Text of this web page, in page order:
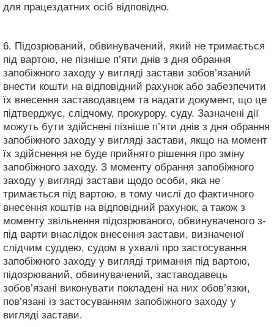
для працездатних осіб відповідно.
6. Підозрюваний, обвинувачений, який не тримається
під вартою, не пізніше п’яти днів з дня обрання
запобіжного заходу у вигляді застави зобов’язаний
внести кошти на відповідний рахунок або забезпечити
їх внесення заставодавцем та надати документ, що це
підтверджує, слідчому, прокурору, суду. Зазначені дії
можуть бути здійснені пізніше п’яти днів з дня обрання
запобіжного заходу у вигляді застави, якщо на момент
їх здійснення не буде прийнято рішення про зміну
запобіжного заходу. З моменту обрання запобіжного
заходу у вигляді застави щодо особи, яка не
тримається під вартою, в тому числі до фактичного
внесення коштів на відповідний рахунок, а також з
моменту звільнення підозрюваного, обвинуваченого з-
під варти внаслідок внесення застави, визначеної
слідчим суддею, судом в ухвалі про застосування
запобіжного заходу у вигляді тримання під вартою,
підозрюваний, обвинувачений, заставодавець
зобов’язані виконувати покладені на них обов’язки,
пов’язані із застосуванням запобіжного заходу у
вигляді застави.